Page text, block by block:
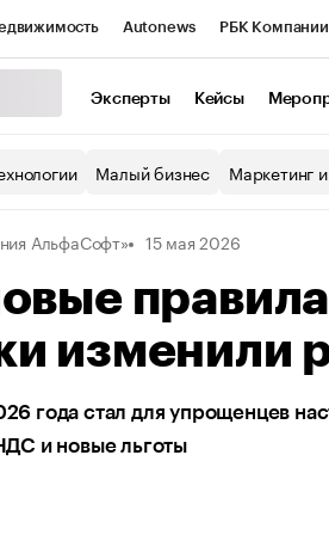
Autonews РБК Компании
Экономика
Эксперты Кейсы
Малый бизнес Маркетинг
АльфаСофт» 15 мая 2026
изменили
года стал для упрощенцев
и новые льготы